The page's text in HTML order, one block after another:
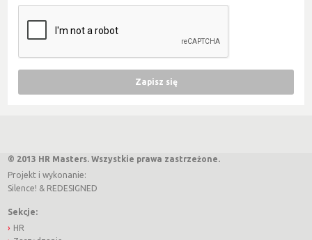
© 2013 HR Masters. Wszystkie prawa zastrzeżone.
Projekt i wykonanie:
Silence! & REDESIGNED
Sekcje:
HR